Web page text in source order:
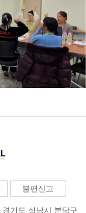
불편신고
경기도 성남시 분당구